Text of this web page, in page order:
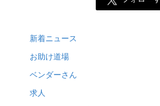
新着ニュース
お助け道場
ベンダーさん
求人